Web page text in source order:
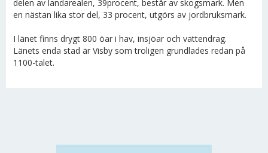
delen av landarealen, 39procent, består av skogsmark. Men
en nästan lika stor del, 33 procent, utgörs av jordbruksmark.
I länet finns drygt 800 öar i hav, insjöar och vattendrag.
Länets enda stad är Visby som troligen grundlades redan på
1100-talet.